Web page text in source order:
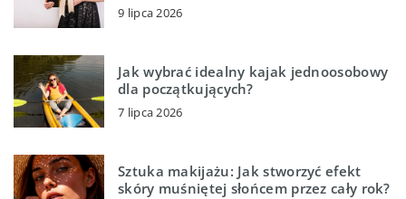
9 lipca 2026
Jak wybrać idealny kajak jednoosobowy
dla początkujących?
7 lipca 2026
Sztuka makijażu: Jak stworzyć efekt
skóry muśniętej słońcem przez cały rok?